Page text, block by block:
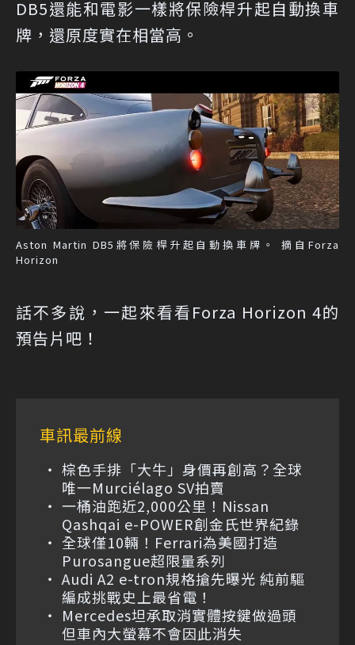
DB5還能和電影一樣將保險桿升起自動換車
牌，還原度實在相當高。
Aston Martin DB5將保險桿升起自動換車牌。 摘自Forza
Horizon
話不多說，一起來看看Forza Horizon 4的
預告片吧！
車訊最前線
棕色手排「大牛」身價再創高？全球
唯一Murciélago SV拍賣
一桶油跑近2,000公里！Nissan
Qashqai e-POWER創金氏世界紀錄
全球僅10輛！Ferrari為美國打造
Purosangue超限量系列
Audi A2 e-tron規格搶先曝光 純前驅
編成挑戰史上最省電！
Mercedes坦承取消實體按鍵做過頭
但車內大螢幕不會因此消失